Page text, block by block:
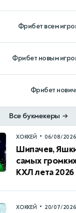
Фрибет всем
Фрибет новым
Фрибет
Все букмекеры →
ХОККЕЙ • 06/08/2026
Шипачев,
самых
КХЛ лета 2026
ХОККЕЙ • 20/07/2026